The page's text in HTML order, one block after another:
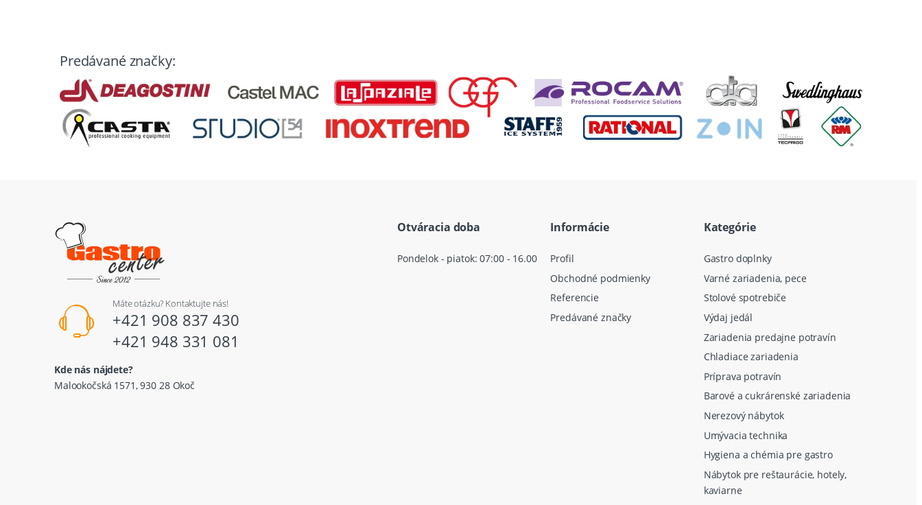
Predávané značky:
Máte otázku? Kontaktujte nás!
+421 908 837 430
+421 948 331 081
Kde nás nájdete?
Malookočská 1571, 930 28 Okoč
Otváracia doba
Pondelok - piatok: 07:00 - 16.00
Informácie
Profil
Obchodné podmienky
Referencie
Predávané značky
Kategórie
Gastro doplnky
Varné zariadenia, pece
Stolové spotrebiče
Výdaj jedál
Zariadenia predajne potravín
Chladiace zariadenia
Príprava potravín
Barové a cukrárenské zariadenia
Nerezový nábytok
Umývacia technika
Hygiena a chémia pre gastro
Nábytok pre reštaurácie, hotely,
kaviarne